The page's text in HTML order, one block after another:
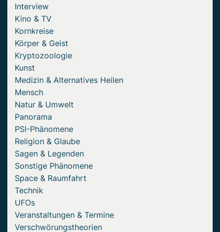
Interview
Kino & TV
Kornkreise
Körper & Geist
Kryptozoologie
Kunst
Medizin & Alternatives Heilen
Mensch
Natur & Umwelt
Panorama
PSI-Phänomene
Religion & Glaube
Sagen & Legenden
Sonstige Phänomene
Space & Raumfahrt
Technik
UFOs
Veranstaltungen & Termine
Verschwörungstheorien